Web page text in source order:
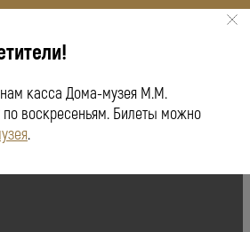
ПУШКИНСКАЯ КАРТА
касса Дома-музея М.М.
воскресеньям. Билеты можно
.